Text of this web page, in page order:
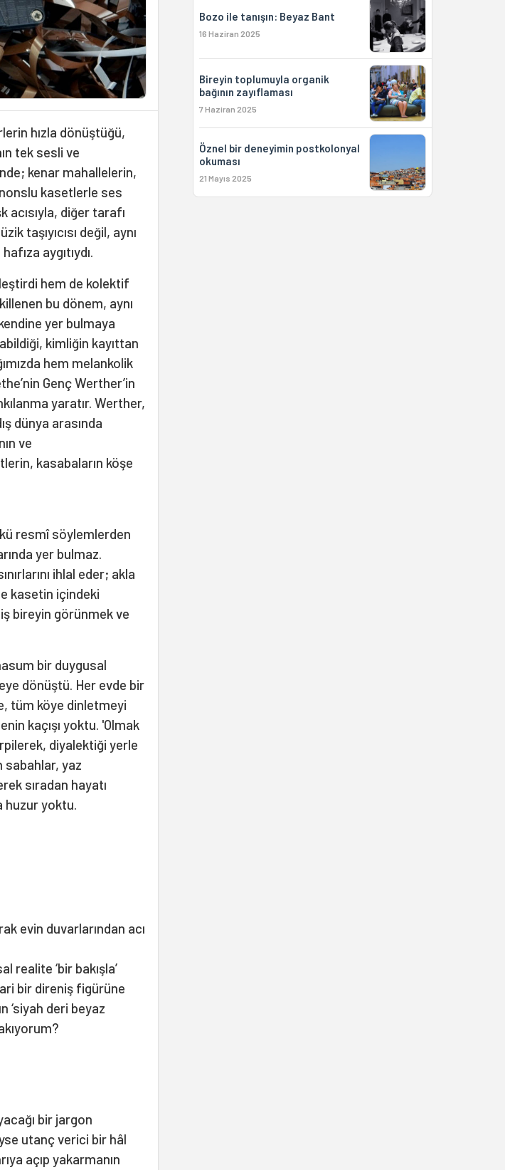
hızla dönüştüğü,
tek sesli ve
kenar mahallelerin,
kasetlerle ses
diğer tarafı
taşıyıcısı değil, aynı
aygıtıydı.
hem de kolektif
bu dönem, aynı
yer bulmaya
kimliğin kayıttan
hem melankolik
Genç Werther’in
yaratır. Werther,
dünya arasında
ve
kasabaların köşe
resmî söylemlerden
yer bulmaz.
ihlal eder; akla
kasetin içindeki
bireyin görünmek ve
bir duygusal
dönüştü. Her evde bir
tüm köye dinletmeyi
kaçışı yoktu. 'Olmak
diyalektiği yerle
sabahlar, yaz
sıradan hayatı
huzur yoktu.
evin duvarlarından acı
realite ‘bir bakışla’
bir direniş figürüne
‘siyah deri beyaz
bir jargon
utanç verici bir hâl
açıp yakarmanın
Bozo ile tanışın: Beyaz Bant
16 Haziran 2025
Bireyin toplumuyla organik
bağının zayıflaması
7 Haziran 2025
Öznel bir deneyimin postkolonyal
okuması
21 Mayıs 2025